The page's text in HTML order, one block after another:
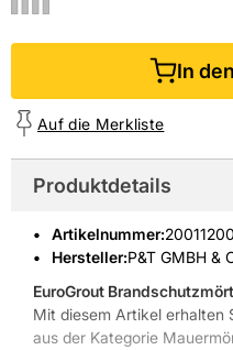
In
Auf die Merkliste
Produktdetails
Artikelnummer:
Hersteller:P&T GMBH &
EuroGrout
Mit diesem Artikel erhalten
aus der Kategorie